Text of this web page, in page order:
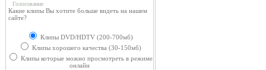
Голосование
Какие клипы Вы хотите больше видеть на нашем
сайте?
Клипы DVD/HDTV (200-700мб)
Клипы хорошего качества (30-150мб)
Клипы которые можно просмотреть в режиме
онлайн